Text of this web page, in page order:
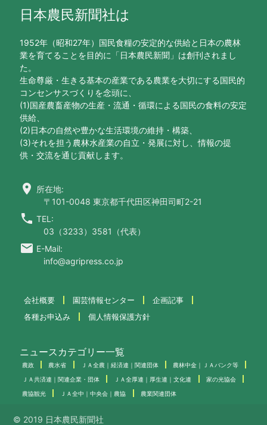
日本農民新聞社は
1952年（昭和27年）国民食糧の安定的な供給と日本の農林
業を育てることを目的に「日本農民新聞」は創刊されまし
た。
生命尊厳・生きる基本の産業である農業を大切にする国民的
コンセンサスづくりを念頭に、
(1)国産農畜産物の生産・流通・循環による国民の食料の安定
供給、
(2)日本の自然や豊かな生活環境の維持・構築、
(3)それを担う農林水産業の自立・発展に対し、情報の提
供・交流を通じ貢献します。
location_on 所在地:
〒101-0048 東京都千代田区神田司町2-21
call TEL:
03（3233）3581（代表）
email E-Mail:
info@agripress.co.jp
会社概要 園芸情報センター
企画記事
各種お申込み
個人情報保護方針
ニュースカテゴリー一覧
農政 農水省 ＪＡ全農｜経済連｜関連団体 農林中金｜ＪＡバンク等
ＪＡ共済連｜関連企業・団体 ＪＡ全厚連｜厚生連｜文化連 家の光協会
農協観光 ＪＡ全中｜中央会｜農協 農業関連団体
© 2019 日本農民新聞社